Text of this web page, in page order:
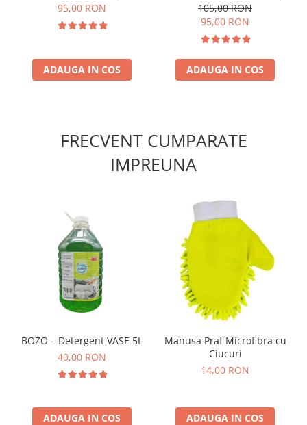
95,00 RON
ADAUGA IN COS
105,00 RON
95,00 RON
ADAUGA IN COS
FRECVENT CUMPARATE
IMPREUNA
BOZO – Detergent VASE 5L
40,00 RON
ADAUGA IN COS
Manusa Praf Microfibra cu
Ciucuri
14,00 RON
ADAUGA IN COS